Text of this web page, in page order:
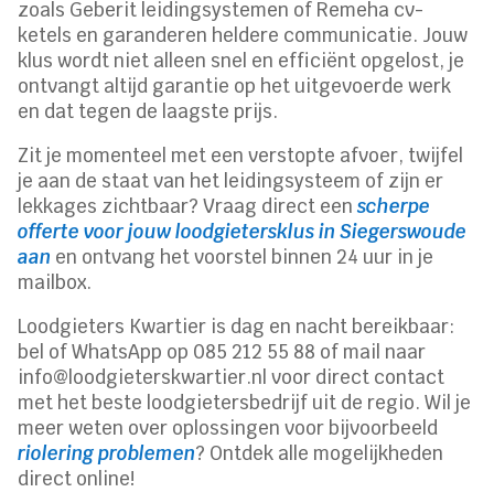
zoals Geberit leidingsystemen of Remeha cv-
ketels en garanderen heldere communicatie. Jouw
klus wordt niet alleen snel en efficiënt opgelost, je
ontvangt altijd garantie op het uitgevoerde werk
en dat tegen de laagste prijs.
Zit je momenteel met een verstopte afvoer, twijfel
je aan de staat van het leidingsysteem of zijn er
lekkages zichtbaar? Vraag direct eenscherpe
offerte voor jouw loodgietersklus in Siegerswoude
aan en ontvang het voorstel binnen 24 uur in je
mailbox.
Loodgieters Kwartier is dag en nacht bereikbaar:
bel of WhatsApp op 085 212 55 88 of mail naar
info@loodgieterskwartier.nl voor direct contact
met het beste loodgietersbedrijf uit de regio. Wil je
meer weten over oplossingen voor bijvoorbeeld
riolering problemen? Ontdek alle mogelijkheden
direct online!